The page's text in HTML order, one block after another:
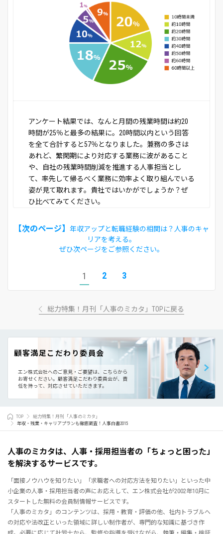
アンケート結果では、なんと月間の残業時間は約20
時間が25％と最多の結果に。20時間以内という回答
を全て合計すると57％となりました。兼務の多さは
あれど、繁閑期により対応する業務に波があること
や、自社の残業時間削減を推進する人事担当とし
て、率先して帰るべく業務に効率よく取り組んでいる
姿が見て取れます。貴社ではいかがでしょうか？ぜ
ひ比べてみてください。
【次のページ】 年収アップと転職経験の相関は？人事のキャ
リアを考える。
ぜひ次ページをご参照ください。
1 2 3
総力特集！月刊「人事のミカタ」TOPに戻る
顧客満足こだわり委員会
エン株式会社へのご意見・ご要望は、こちらから
お寄せください。 顧客満足こだわり委員会が、責
任を持って、対応させていただきます。
TOP
総力特集！月刊「人事のミカタ」
年収・残業・キャリアプランも徹底調査！人事白書2015
人事のミカタは、人事・採用担当者の「ちょっと困った」
を解決するサービスです。
「面接ノウハウを知りたい」「求職者への対応方法を知りたい」といった中
小企業の人事・採用担当者の声にお応えして、エン株式会社が2002年10月に
スタートした無料の会員制情報サービスです。
「人事のミカタ」のコンテンツは、採用・教育・評価の他、社内トラブルへ
の対応や法改正といった領域に詳しい制作者が、専門的な知識に基づき作